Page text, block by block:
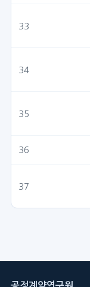
33
34
35
36
37